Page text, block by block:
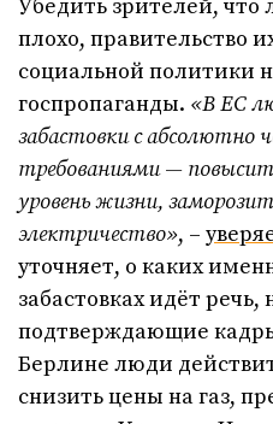
Убедить зрителей, что
плохо, правительство
социальной политики
госпропаганды. «В ЕС
забастовки с абсолютно
требованиями —
уровень жизни,
электричество», –
уточняет, о каких
забастовках идёт речь,
подтверждающие
Берлине люди
снизить цены на газ,